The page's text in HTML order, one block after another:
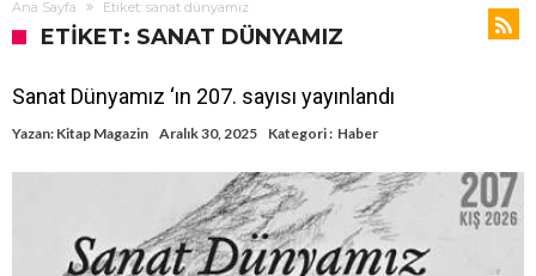
Ana Sayfa Etiket: sanat dünyamız
ETIKET: SANAT DÜNYAMIZ
Sanat Dünyamız ‘ın 207. sayısı yayınlandı
Yazan: Kitap Magazin Aralık 30, 2025 Kategori : Haber